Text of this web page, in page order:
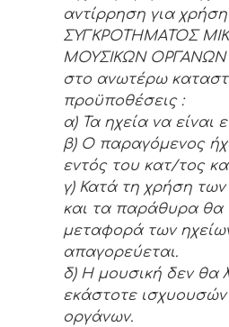
αντίρρηση για
ΣΥΓΚΡΟΤΗΜΑΤΟΣ
ΜΟΥΣΙΚΩΝ ΟΡΓΑΝΩΝ
στο ανωτέρω
προϋποθέσεις :
α) Τα ηχεία να είναι
β) Ο παραγόμενος
εντός του κατ/τος
γ) Κατά τη χρήση
και τα παράθυρα θα
μεταφορά των
απαγορεύεται.
δ) Η μουσική δεν θα
εκάστοτε
οργάνων.